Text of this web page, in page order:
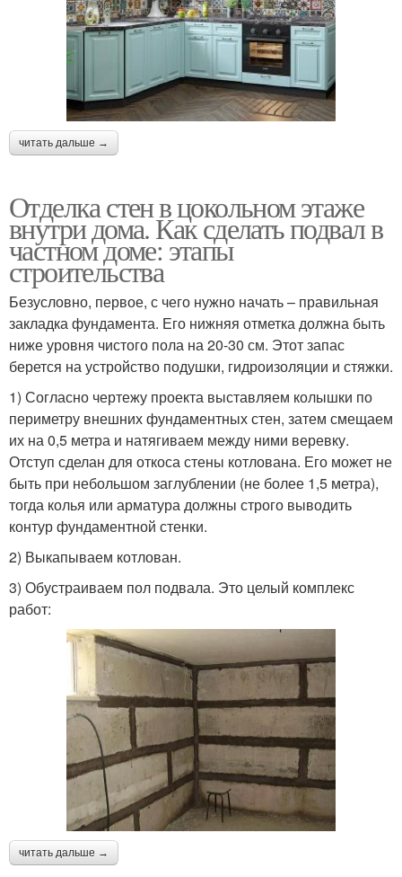
читать дальше →
Отделка стен в цокольном этаже
внутри дома. Как сделать подвал в
частном доме: этапы
строительства
Безусловно, первое, с чего нужно начать – правильная
закладка фундамента. Его нижняя отметка должна быть
ниже уровня чистого пола на 20-30 см. Этот запас
берется на устройство подушки, гидроизоляции и стяжки.
1) Согласно чертежу проекта выставляем колышки по
периметру внешних фундаментных стен, затем смещаем
их на 0,5 метра и натягиваем между ними веревку.
Отступ сделан для откоса стены котлована. Его может не
быть при небольшом заглублении (не более 1,5 метра),
тогда колья или арматура должны строго выводить
контур фундаментной стенки.
2) Выкапываем котлован.
3) Обустраиваем пол подвала. Это целый комплекс
работ:
читать дальше →